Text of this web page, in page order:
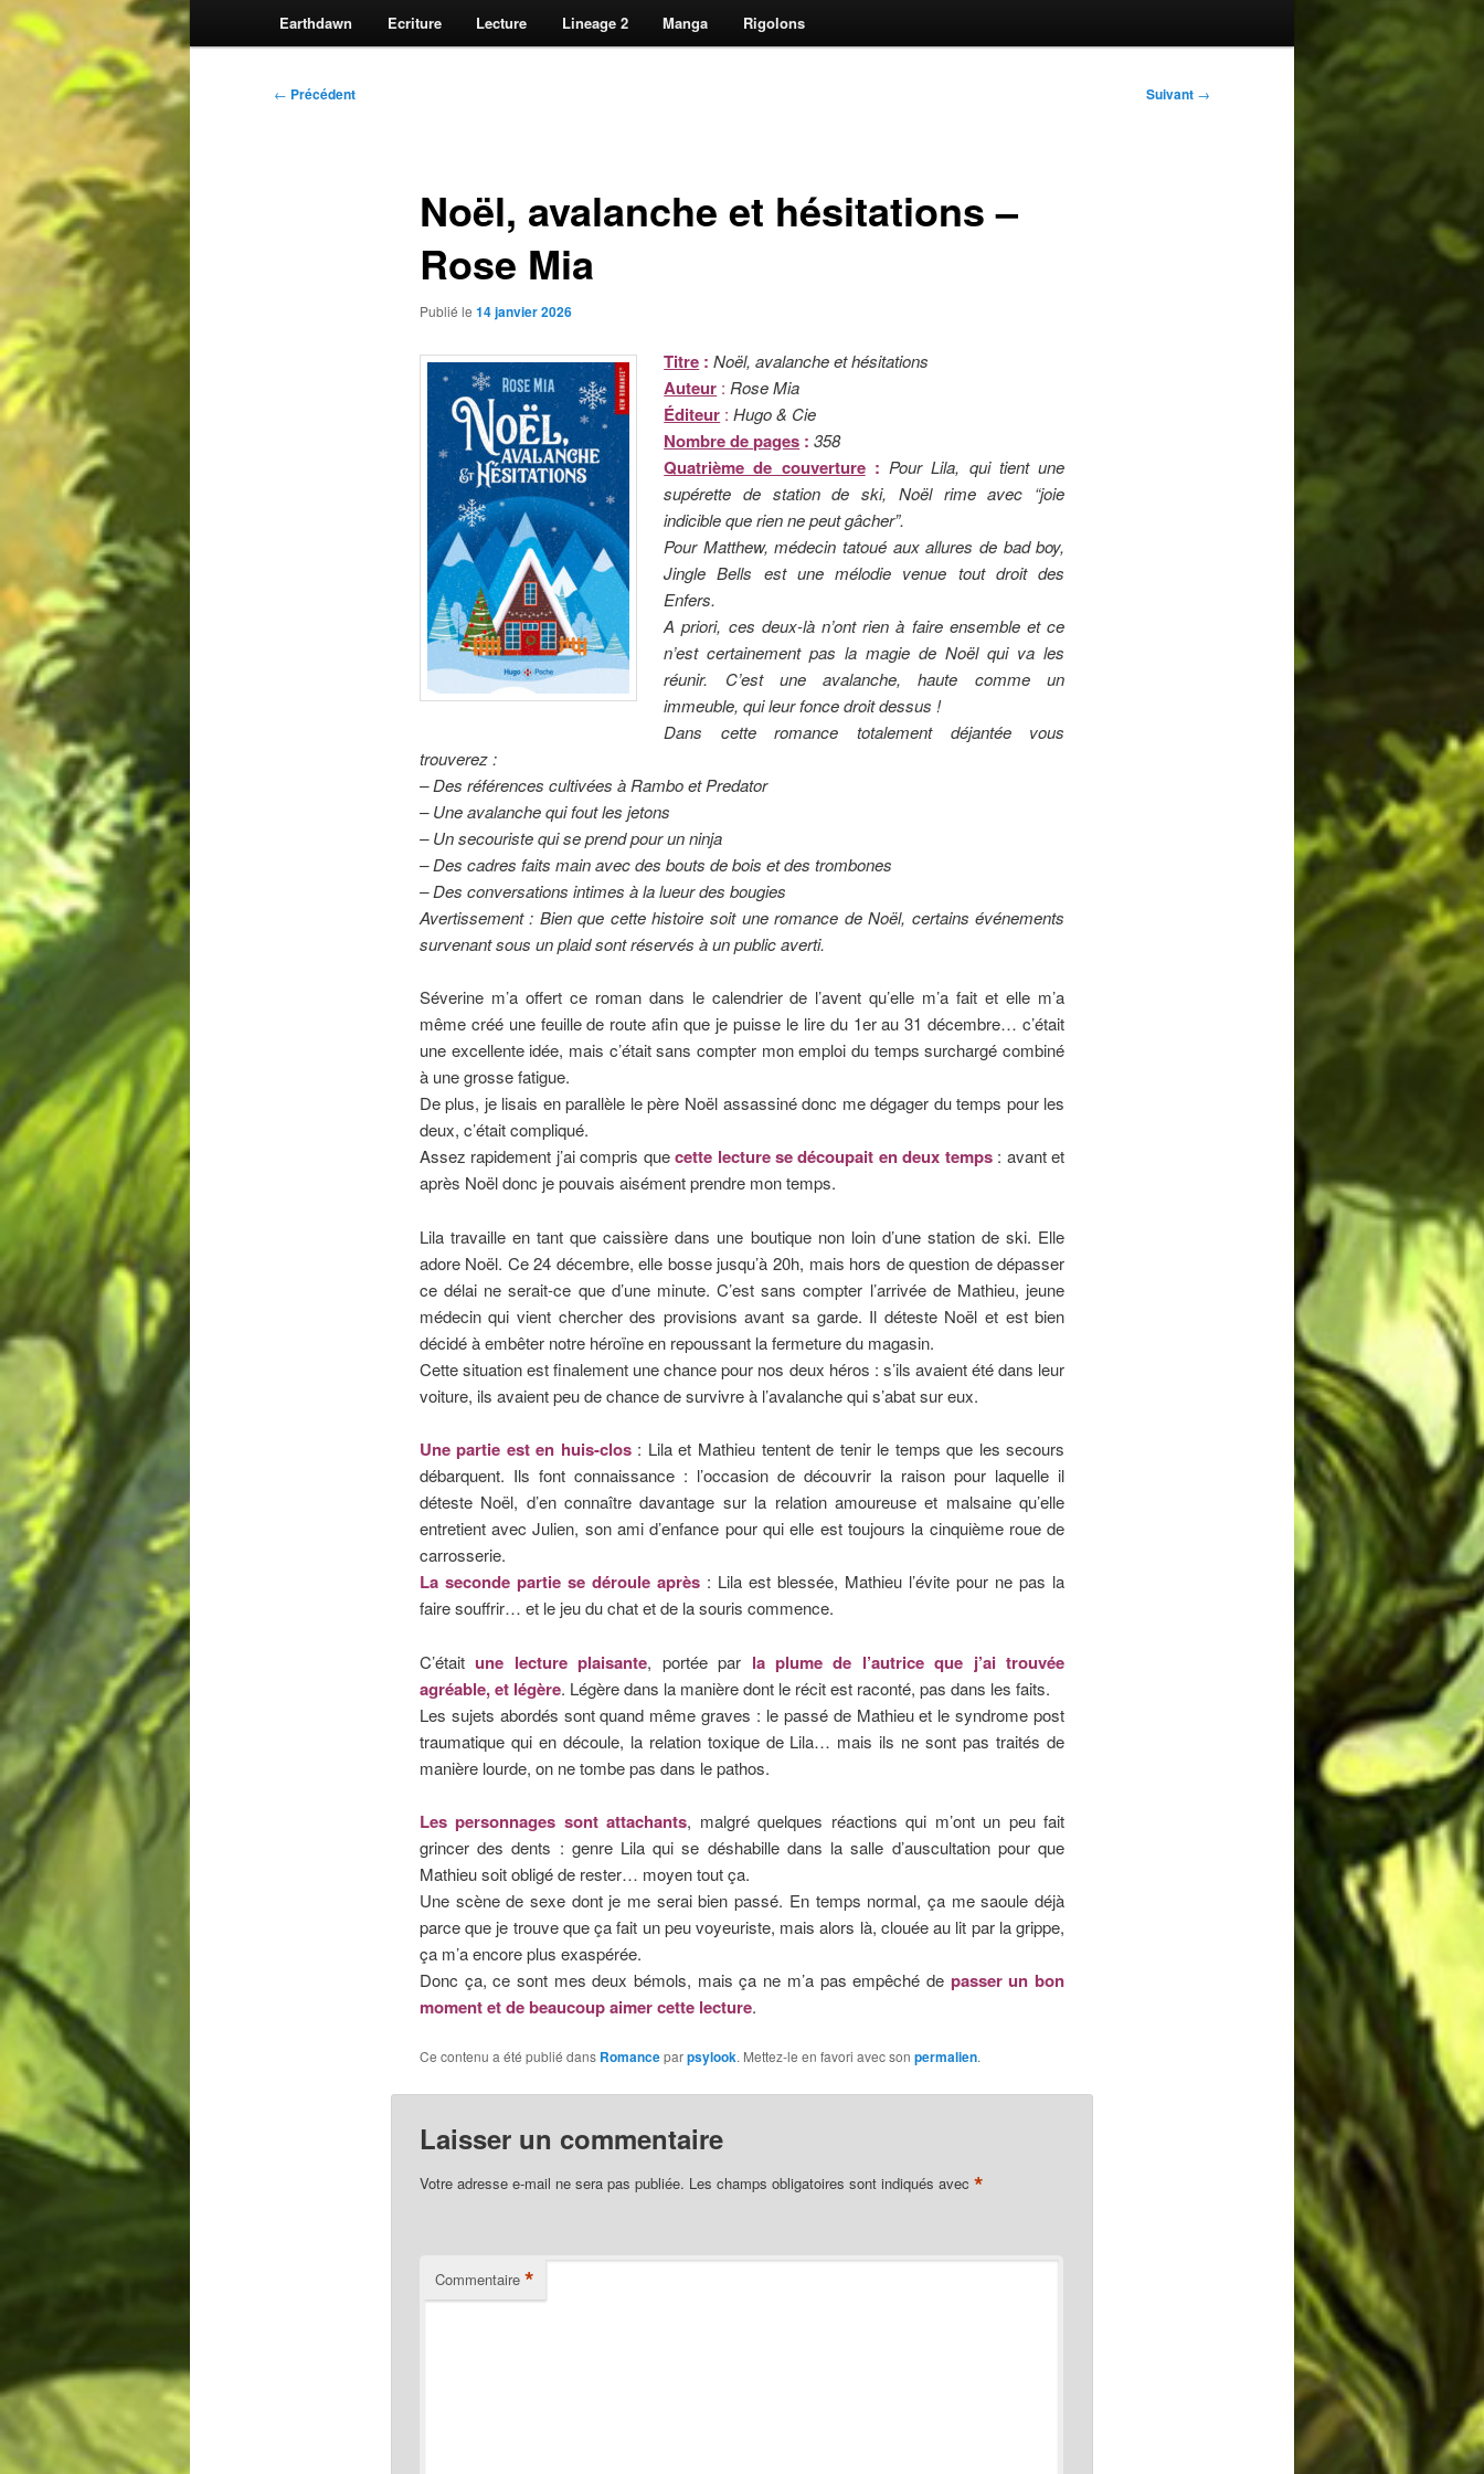
Earthdawn Ecriture Lecture Lineage 2 Manga Rigolons
Navigation
← Précédent Suivant →
Noël, avalanche et hésitations –
Rose Mia
Publié le 14 janvier 2026
Titre : Noël, avalanche et hésitations
Auteur : Rose Mia
Éditeur : Hugo & Cie
Nombre de pages : 358
Quatrième de couverture:Pour Lila, qui tient une
supérette de station de ski, Noël rime avec “joie
indicible que rien ne peut gâcher”.
Pour Matthew, médecin tatoué aux allures de bad boy,
Jingle Bells est une mélodie venue tout droit des
Enfers.
A priori, ces deux-là n’ont rien à faire ensemble et ce
n’est certainement pas la magie de Noël qui va les
réunir. C’est une avalanche, haute comme un
immeuble, qui leur fonce droit dessus !
Dans cette romance totalement déjantée vous
trouverez :
– Des références cultivées à Rambo et Predator
– Une avalanche qui fout les jetons
– Un secouriste qui se prend pour un ninja
– Des cadres faits main avec des bouts de bois et des trombones
– Des conversations intimes à la lueur des bougies
Avertissement : Bien que cette histoire soit une romance de Noël, certains événements
survenant sous un plaid sont réservés à un public averti.
Séverine m’a offert ce roman dans le calendrier de l’avent qu’elle m’a fait et elle m’a
même créé une feuille de route afin que je puisse le lire du 1er au 31 décembre… c’était
une excellente idée, mais c’était sans compter mon emploi du temps surchargé combiné
à une grosse fatigue.
De plus, je lisais en parallèle le père Noël assassiné donc me dégager du temps pour les
deux, c’était compliqué.
Assez rapidement j’ai compris quecette lecture se découpait en deux temps: avant et
après Noël donc je pouvais aisément prendre mon temps.
Lila travaille en tant que caissière dans une boutique non loin d’une station de ski. Elle
adore Noël. Ce 24 décembre, elle bosse jusqu’à 20h, mais hors de question de dépasser
ce délai ne serait-ce que d’une minute. C’est sans compter l’arrivée de Mathieu, jeune
médecin qui vient chercher des provisions avant sa garde. Il déteste Noël et est bien
décidé à embêter notre héroïne en repoussant la fermeture du magasin.
Cette situation est finalement une chance pour nos deux héros : s’ils avaient été dans leur
voiture, ils avaient peu de chance de survivre à l’avalanche qui s’abat sur eux.
Une partie est en huis-clos: Lila et Mathieu tentent de tenir le temps que les secours
débarquent. Ils font connaissance : l’occasion de découvrir la raison pour laquelle il
déteste Noël, d’en connaître davantage sur la relation amoureuse et malsaine qu’elle
entretient avec Julien, son ami d’enfance pour qui elle est toujours la cinquième roue de
carrosserie.
La seconde partie se déroule après: Lila est blessée, Mathieu l’évite pour ne pas la
faire souffrir… et le jeu du chat et de la souris commence.
C’étaitune lecture plaisante, portée par la plume de l’autrice que j’ai trouvée
agréable, et légère. Légère dans la manière dont le récit est raconté, pas dans les faits.
Les sujets abordés sont quand même graves : le passé de Mathieu et le syndrome post
traumatique qui en découle, la relation toxique de Lila… mais ils ne sont pas traités de
manière lourde, on ne tombe pas dans le pathos.
Les personnages sont attachants, malgré quelques réactions qui m’ont un peu fait
grincer des dents : genre Lila qui se déshabille dans la salle d’auscultation pour que
Mathieu soit obligé de rester… moyen tout ça.
Une scène de sexe dont je me serai bien passé. En temps normal, ça me saoule déjà
parce que je trouve que ça fait un peu voyeuriste, mais alors là, clouée au lit par la grippe,
ça m’a encore plus exaspérée.
Donc ça, ce sont mes deux bémols, mais ça ne m’a pas empêché de passer un bon
moment et de beaucoup aimer cette lecture.
Ce contenu a été publié dans Romanceparpsylook. Mettez-le en favori avec son permalien.
Laisser un commentaire
Votre adresse e-mail ne sera pas publiée. Les champs obligatoires sont indiqués avec *
Commentaire *